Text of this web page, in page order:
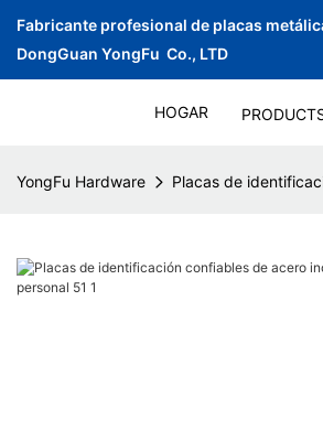
Fabricante profesional de placas
DongGuan YongFu Co., LTD
HOGAR
YongFu Hardware Placas de